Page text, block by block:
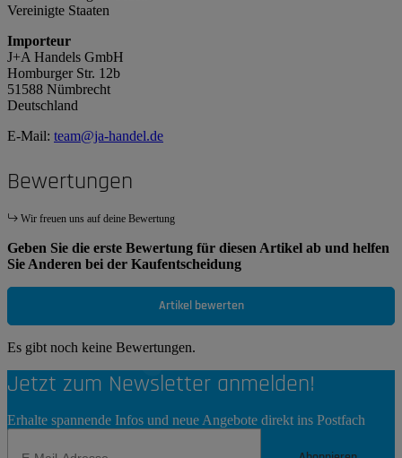
Vereinigte Staaten
Importeur
J+A Handels GmbH
Homburger Str. 12b
51588 Nümbrecht
Deutschland
E-Mail: team@ja-handel.de
Bewertungen
Wir freuen uns auf deine Bewertung
Geben Sie die erste Bewertung für diesen Artikel ab und helfen
Sie Anderen bei der Kaufentscheidung
Artikel bewerten
Es gibt noch keine Bewertungen.
Jetzt zum Newsletter anmelden!
Erhalte spannende Infos und neue Angebote direkt ins Postfach